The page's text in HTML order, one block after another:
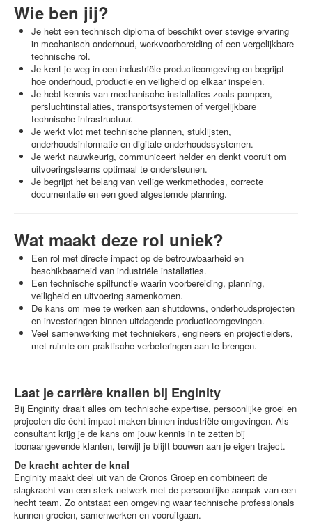
Wie ben jij?
Je hebt een technisch diploma of beschikt over stevige ervaring
in mechanisch onderhoud, werkvoorbereiding of een vergelijkbare
technische rol.
Je kent je weg in een industriële productieomgeving en begrijpt
hoe onderhoud, productie en veiligheid op elkaar inspelen.
Je hebt kennis van mechanische installaties zoals pompen,
persluchtinstallaties, transportsystemen of vergelijkbare
technische infrastructuur.
Je werkt vlot met technische plannen, stuklijsten,
onderhoudsinformatie en digitale onderhoudssystemen.
Je werkt nauwkeurig, communiceert helder en denkt vooruit om
uitvoeringsteams optimaal te ondersteunen.
Je begrijpt het belang van veilige werkmethodes, correcte
documentatie en een goed afgestemde planning.
Wat maakt deze rol uniek?
Een rol met directe impact op de betrouwbaarheid en
beschikbaarheid van industriële installaties.
Een technische spilfunctie waarin voorbereiding, planning,
veiligheid en uitvoering samenkomen.
De kans om mee te werken aan shutdowns, onderhoudsprojecten
en investeringen binnen uitdagende productieomgevingen.
Veel samenwerking met techniekers, engineers en projectleiders,
met ruimte om praktische verbeteringen aan te brengen.
Laat je carrière knallen bij Enginity
Bij Enginity draait alles om technische expertise, persoonlijke groei en
projecten die écht impact maken binnen industriële omgevingen. Als
consultant krijg je de kans om jouw kennis in te zetten bij
toonaangevende klanten, terwijl je blijft bouwen aan je eigen traject.
De kracht achter de knal
Enginity maakt deel uit van de Cronos Groep en combineert de
slagkracht van een sterk netwerk met de persoonlijke aanpak van een
hecht team. Zo ontstaat een omgeving waar technische professionals
kunnen groeien, samenwerken en vooruitgaan.